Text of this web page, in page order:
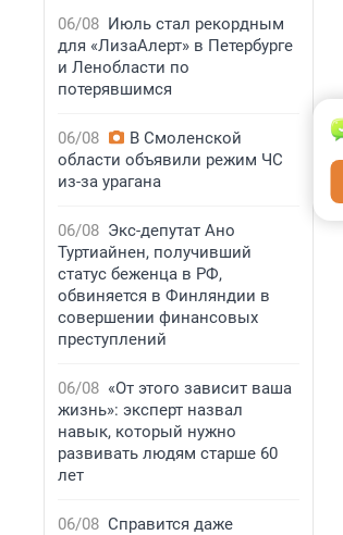
06/08 Июль стал рекордным
для «ЛизаАлерт» в Петербурге
и Ленобласти по
потерявшимся
06/08
В Смоленской
области объявили режим ЧС
из-за урагана
06/08 Экс-депутат Ано
Туртиайнен, получивший
статус беженца в РФ,
обвиняется в Финляндии в
совершении финансовых
преступлений
06/08 «От этого зависит ваша
жизнь»: эксперт назвал
навык, который нужно
развивать людям старше 60
лет
06/08 Справится даже